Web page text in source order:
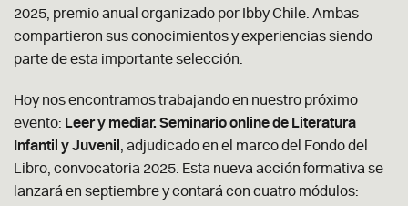
2025, premio anual organizado por Ibby Chile. Ambas
compartieron sus conocimientos y experiencias siendo
parte de esta importante selección.
Hoy nos encontramos trabajando en nuestro próximo
evento: Leer y mediar. Seminario online de Literatura
Infantil y Juvenil , adjudicado en el marco del Fondo del
Libro, convocatoria 2025. Esta nueva acción formativa se
lanzará en septiembre y contará con cuatro módulos: